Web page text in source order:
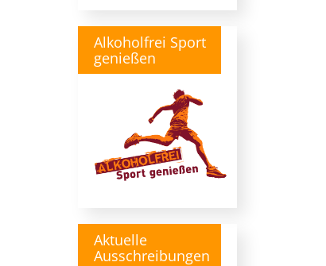
Alkoholfrei Sport
genießen
Aktuelle
Ausschreibungen